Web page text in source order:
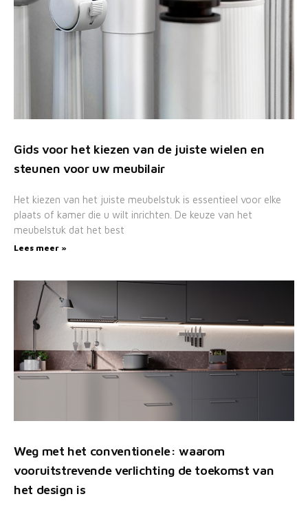
Gids voor het kiezen van de juiste wielen en
steunen voor uw meubilair
Het kiezen van het juiste meubelstuk is essentieel voor elke
plaats of kamer die u wilt inrichten. De keuze van het
meubelstuk dat het best
Lees meer »
Weg met het conventionele: waarom
vooruitstrevende verlichting de toekomst van
het design is